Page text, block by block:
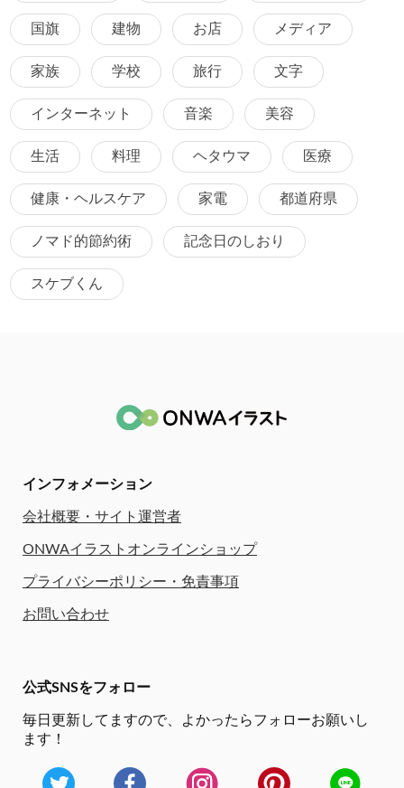
国旗 建物 お店 メディア
家族 学校 旅行 文字
インターネット 音楽 美容
生活 料理 ヘタウマ 医療
健康・ヘルスケア 家電 都道府県
ノマド的節約術 記念日のしおり
スケブくん
インフォメーション
会社概要・サイト運営者
ONWAイラストオンラインショップ
プライバシーポリシー・免責事項
お問い合わせ
公式SNSをフォロー
毎日更新してますので、
よかったらフォローお願いし
ます！